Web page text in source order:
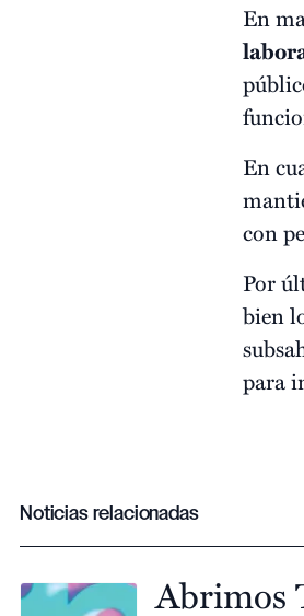
En
En
con
Por
bien
para
Noticias relacionadas
Abrimos